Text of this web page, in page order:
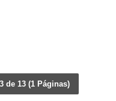
de 13 (1 Páginas)